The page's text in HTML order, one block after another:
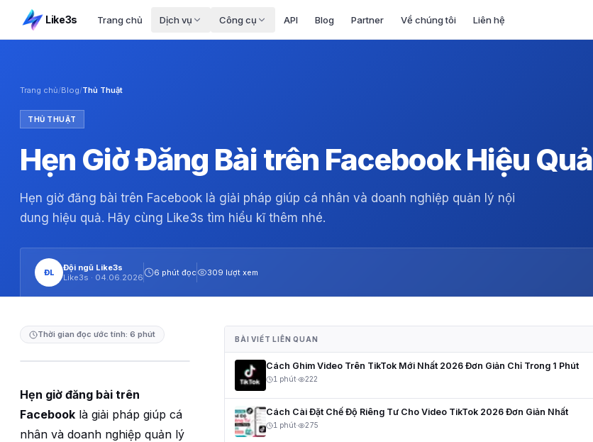
Like3s Trang chủ Dịch vụ Công cụ API Blog Partner Về chúng tôi Liên hệ
Trang chủ/Blog/Thủ Thuật
THỦ THUẬT
Hẹn Giờ Đăng Bài trên Facebook Hiệu Quả
Hẹn giờ đăng bài trên Facebook là giải pháp giúp cá nhân và doanh nghiệp quản lý nội
dung hiệu quả. Hãy cùng Like3s tìm hiểu kĩ thêm nhé.
ĐL
Đội ngũ Like3s
Like3s · 04.06.2026
6 phút đọc 309 lượt xem
Thời gian đọc ước tính: 6 phút
Hẹn giờ đăng bài trên
Facebook là giải pháp giúp cá
nhân và doanh nghiệp quản lý
BÀI VIẾT LIÊN QUAN
Cách Ghim Video Trên TikTok Mới Nhất 2026 Đơn Giản Chỉ Trong 1 Phút
1 phút· 222
Cách Cài Đặt Chế Độ Riêng Tư Cho Video TikTok 2026 Đơn Giản Nhất
1 phút· 275